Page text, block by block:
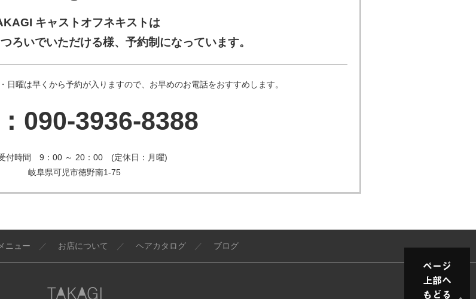
キャストオフネキストは
ろいでいただける様、予約制になっています。
日曜は早くから予約が入りますので、お早めのお電話をおすすめします。
090-3936-8388
付時間 9：00 ～ 20：00 (定休日：月曜)
岐阜県可児市徳野南1-75
ニュー ／ お店について ／ ヘアカタログ／ ブログ